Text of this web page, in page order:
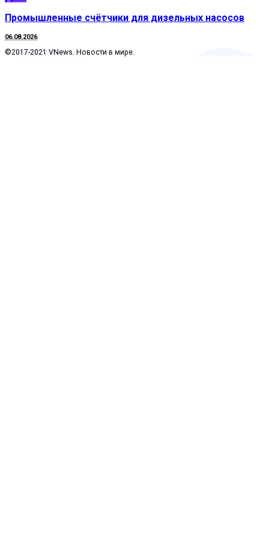
Промышленные счётчики для дизельных насосов
06.08.2026
©2017-2021 VNews. Новости в мире.